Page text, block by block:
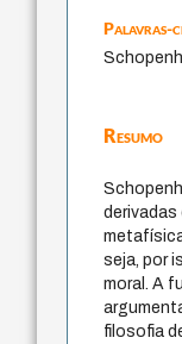
Palavras-
Resumo
derivadas
seja, por
moral. A
filosofia